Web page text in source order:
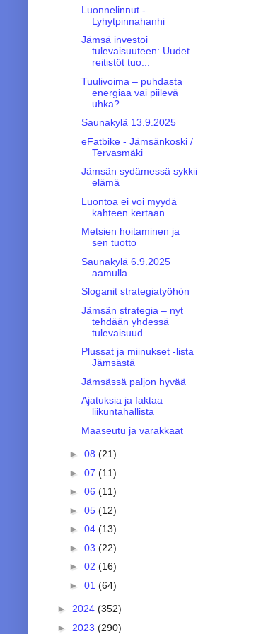
Luonnelinnut -
Lyhytpinnahanhi
Jämsä investoi
tulevaisuuteen: Uudet
reitistöt tuo...
Tuulivoima – puhdasta
energiaa vai piilevä
uhka?
Saunakylä 13.9.2025
eFatbike - Jämsänkoski /
Tervasmäki
Jämsän sydämessä sykkii
elämä
Luontoa ei voi myydä
kahteen kertaan
Metsien hoitaminen ja
sen tuotto
Saunakylä 6.9.2025
aamulla
Sloganit strategiatyöhön
Jämsän strategia – nyt
tehdään yhdessä
tulevaisuud...
Plussat ja miinukset -lista
Jämsästä
Jämsässä paljon hyvää
Ajatuksia ja faktaa
liikuntahallista
Maaseutu ja varakkaat
► 08 (21)
► 07 (11)
► 06 (11)
► 05 (12)
► 04 (13)
► 03 (22)
► 02 (16)
► 01 (64)
► 2024 (352)
► 2023 (290)